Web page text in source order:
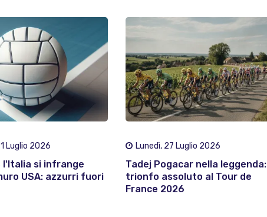
Luglio 2026
l'Italia si infrange
USA: azzurri fuori
Lunedì, 27 Luglio 2026
Tadej Pogacar nella leggenda:
trionfo assoluto al Tour de
France 2026